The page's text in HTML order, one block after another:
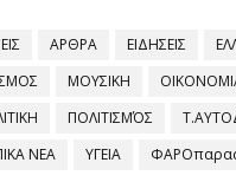
ΑΡΘΡΑ ΕΙΔΗΣΕΙΣ
ΜΟΥΣΙΚΗ
ΠΟΛΙΤΙΣΜΌΣ
ΝΕΑ ΥΓΕΙΑ